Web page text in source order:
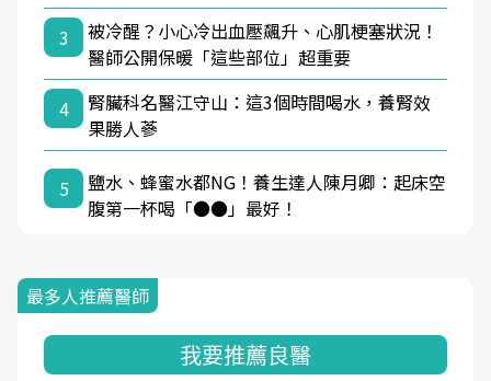
3
被冷醒？小心冷出血壓飆升、心肌梗塞狀況！
醫師公開保暖「這些部位」超重要
4
腎臟科名醫江守山：這3個時間喝水，養腎效
果勝人蔘
5
鹽水、蜂蜜水都NG！養生達人陳月卿：起床空
腹第一杯喝「●●」最好！
最多人推薦醫師
我要推薦良醫